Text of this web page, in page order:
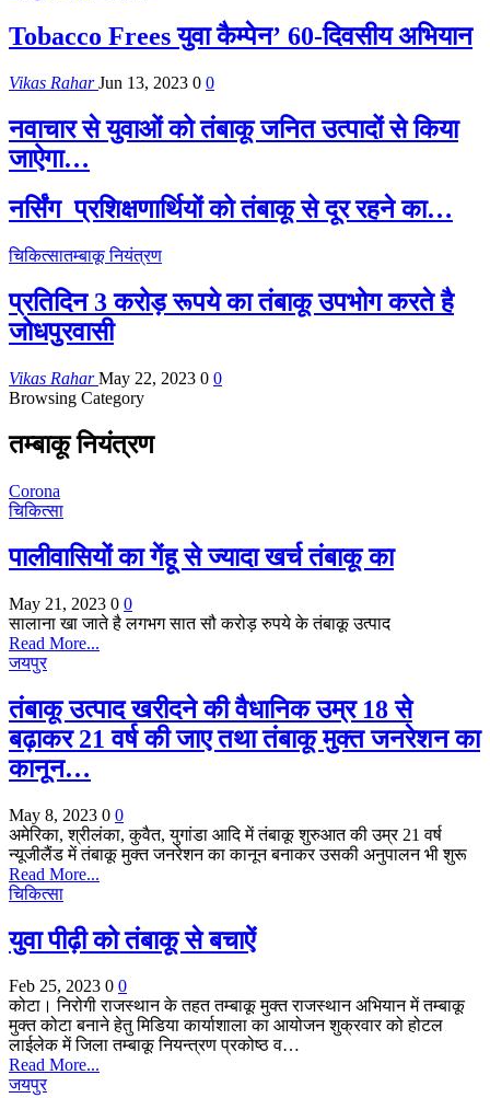
Tobacco Frees युवा कैम्पेन’ 60-दिवसीय अभियान
Vikas RaharJun 13, 2023 0 0
नवाचार से युवाओं को तंबाकू ​जनित उत्पादों से किया
जाऐगा…
नर्सिंग प्रशिक्षणार्थियों को तंबाकू से दूर रहने का…
चिकित्सातम्बाकू नियंत्रण
प्रतिदिन 3 करोड़ रूपये का तंबाकू उपभोग करते है
जोधपुरवासी
Vikas RaharMay 22, 2023 0 0
Browsing Category
तम्बाकू नियंत्रण
Corona
चिकित्सा
पालीवासियों का गेंहू से ज्यादा खर्च तंबाकू का
May 21, 2023 0 0
सालाना खा जाते है लगभग सात सौ करोड़ रुपये के तंबाकू उत्पाद
Read More...
जयपुर
तंबाकू उत्पाद खरीदने की वैधानिक उम्र 18 से
बढ़ाकर 21 वर्ष की जाए तथा तंबाकू मुक्त जनरेशन का
कानून…
May 8, 2023 0 0
अमेरिका, श्रीलंका, कुवैत, युगांडा आदि में तंबाकू शुरुआत की उम्र 21 वर्ष
न्यूजीलैंड में तंबाकू मुक्त जनरेशन का कानून बनाकर उसकी अनुपालन भी शुरू
Read More...
चिकित्सा
युवा पीढ़ी को तंबाकू से बचाऐं
Feb 25, 2023 0 0
कोटा। निरोगी राजस्थान के तहत तम्बाकू मुक्त राजस्थान अभियान में तम्बाकू
मुक्त कोटा बनाने हेतु मिडिया कार्याशाला का आयोजन शुक्रवार को होटल
लाईलेक में जिला तम्बाकू नियन्त्रण प्रकोष्ठ व…
Read More...
जयपुर